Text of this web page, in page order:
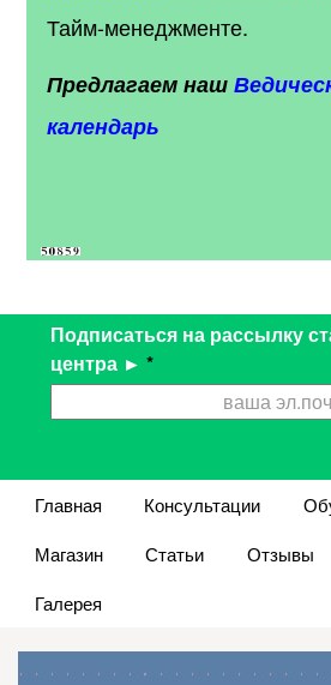
Тайм-менеджменте.
Предлагаем наш
календарь
Подписаться на рассылку
центра ► *
Главная Консультации
Магазин
Статьи Отзывы
Галерея